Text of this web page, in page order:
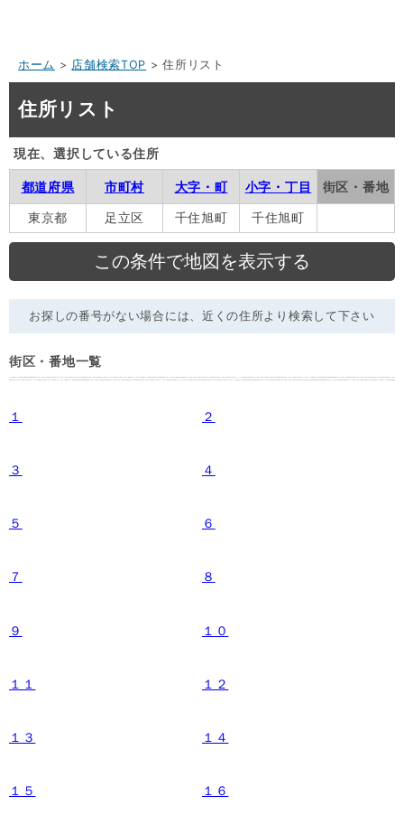
ホーム > 店舗検索TOP > 住所リスト
住所リスト
現在、選択している住所
都道府県 市町村 大字・町 小字・丁目
街区・番地
東京都
足立区 千住旭町 千住旭町
お探しの番号がない場合には、近くの住所より検索して下さい
街区・番地一覧
１ ２
３ ４
５ ６
７ ８
９ １０
１１ １２
１３ １４
１５ １６